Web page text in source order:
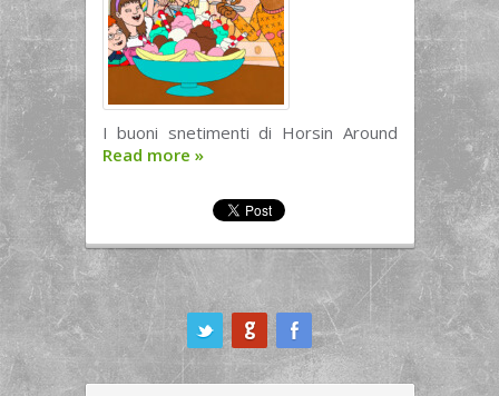
I buoni snetimenti di Horsin Around
Read more »